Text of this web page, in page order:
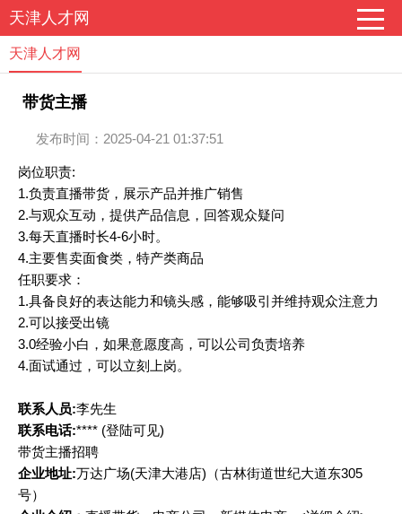
天津人才网
天津人才网
带货主播
发布时间：2025-04-21 01:37:51
岗位职责:
1.负责直播带货，展示产品并推广销售
2.与观众互动，提供产品信息，回答观众疑问
3.每天直播时长4-6小时。
4.主要售卖面食类，特产类商品
任职要求：
1.具备良好的表达能力和镜头感，能够吸引并维持观众注意力
2.可以接受出镜
3.0经验小白，如果意愿度高，可以公司负责培养
4.面试通过，可以立刻上岗。
联系人员:李先生
联系电话:**** (登陆可见)
带货主播招聘
企业地址:万达广场(天津大港店)（古林街道世纪大道东305
号）